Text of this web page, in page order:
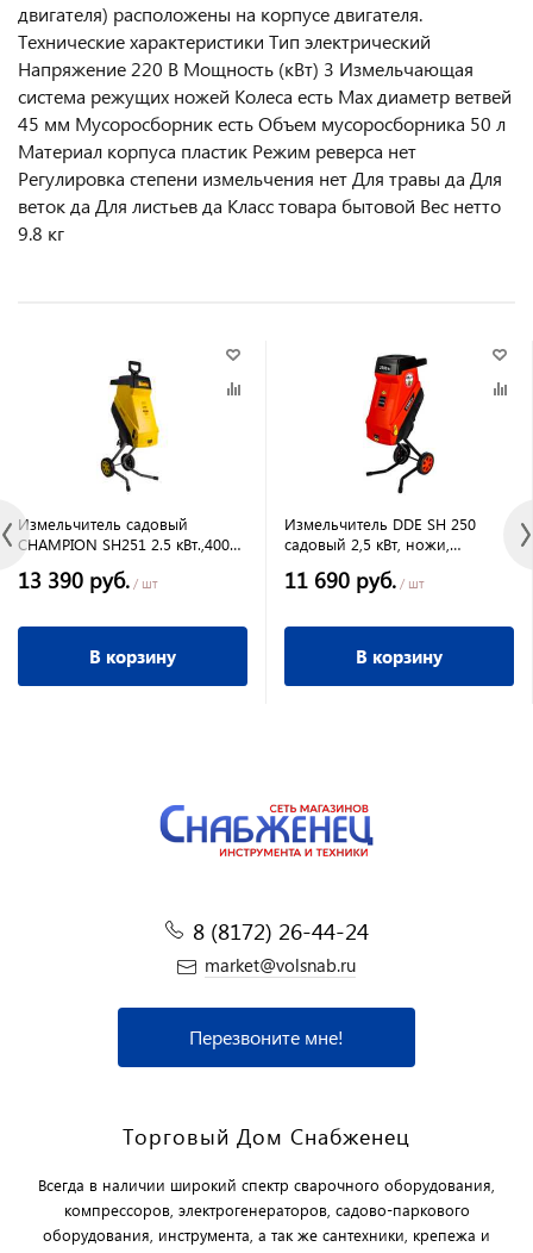
двигателя) расположены на корпусе двигателя.
Технические характеристики Тип электрический
Напряжение 220 В Мощность (кВт) 3 Измельчающая
система режущих ножей Колеса есть Мах диаметр ветвей
45 мм Мусоросборник есть Объем мусоросборника 50 л
Материал корпуса пластик Режим реверса нет
Регулировка степени измельчения нет Для травы да Для
веток да Для листьев да Класс товара бытовой Вес нетто
9.8 кг
Измельчитель садовый
CHAMPION SH251 2.5 кВт.,4000
40мм.
13 390 руб. / шт
В корзину
Измельчитель DDE SH 250
садовый 2,5 кВт, ножи,
сбора 45л
11 690 руб. / шт
В корзину
8 (8172) 26-44-24
market@volsnab.ru
Перезвоните мне!
Торговый Дом Снабженец
Всегда в наличии широкий спектр сварочного оборудования,
компрессоров, электрогенераторов, садово-паркового
оборудования, инструмента, а так же сантехники, крепежа и